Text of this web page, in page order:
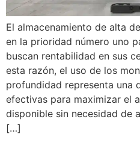
El almacenamiento de alta
en la prioridad número uno
buscan rentabilidad en sus
esta razón, el uso de los
profundidad representa una
efectivas para maximizar el
disponible sin necesidad de
[…]